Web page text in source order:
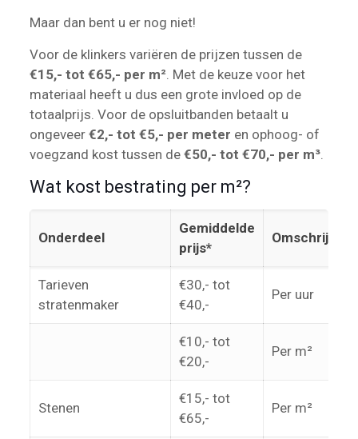
Maar dan bent u er nog niet!
Voor de klinkers variëren de prijzen tussen de
€15,- tot €65,- per m². Met de keuze voor het
materiaal heeft u dus een grote invloed op de
totaalprijs. Voor de opsluitbanden betaalt u
ongeveer €2,- tot €5,- per meter en ophoog- of
voegzand kost tussen de €50,- tot €70,- per m³.
Wat kost bestrating per m²?
Onderdeel
Gemiddelde
prijs*
Omschrijving
Tarieven
stratenmaker
€30,- tot
€40,-
Per uur
€10,- tot
€20,-
Per m²
Stenen
€15,- tot
€65,-
Per m²